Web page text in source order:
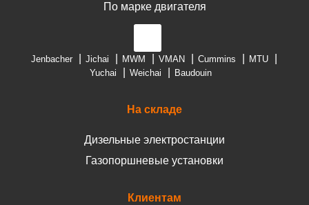
По марке двигателя
Jenbacher Jichai MWM VMAN Cummins
MTU
Yuchai
Weichai Baudouin
На складе
Дизельные электростанции
Газопоршневые установки
Клиентам